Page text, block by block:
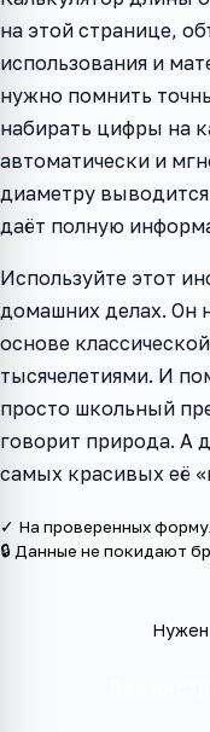
на этой странице,
использования и
нужно помнить
набирать цифры на
автоматически и
диаметру
даёт полную
Используйте этот
домашних делах. Он
основе
тысячелетиями. И
просто школьный
говорит природа. А
самых красивых её
✓ На проверенных
🔒 Данные не покидают
Нужен